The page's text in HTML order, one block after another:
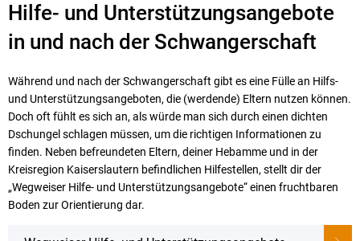
Hilfe- und Unterstützungsangebote
in und nach der Schwangerschaft
Während und nach der Schwangerschaft gibt es eine Fülle an Hilfs-
und Unterstützungsangeboten, die (werdende) Eltern nutzen können.
Doch oft fühlt es sich an, als würde man sich durch einen dichten
Dschungel schlagen müssen, um die richtigen Informationen zu
finden. Neben befreundeten Eltern, deiner Hebamme und in der
Kreisregion Kaiserslautern befindlichen Hilfestellen, stellt dir der
„Wegweiser Hilfe- und Unterstützungsangebote“ einen fruchtbaren
Boden zur Orientierung dar.